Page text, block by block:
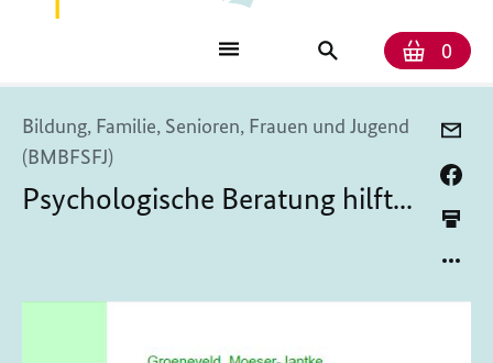
0
Bildung, Familie, Senioren, Frauen und Jugend
(BMBFSFJ)
Psychologische Beratung hilft...